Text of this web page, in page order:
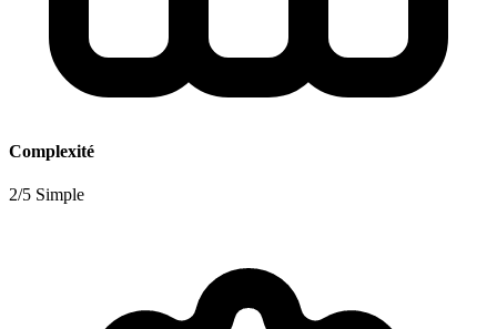
Complexité
2/5 Simple